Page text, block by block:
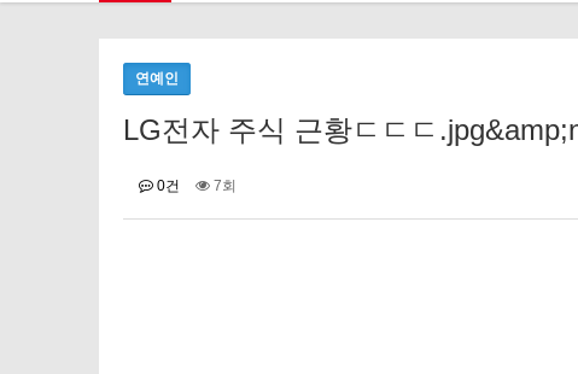
연예인
LG전자 주식 근황ㄷㄷㄷ
0건 7회